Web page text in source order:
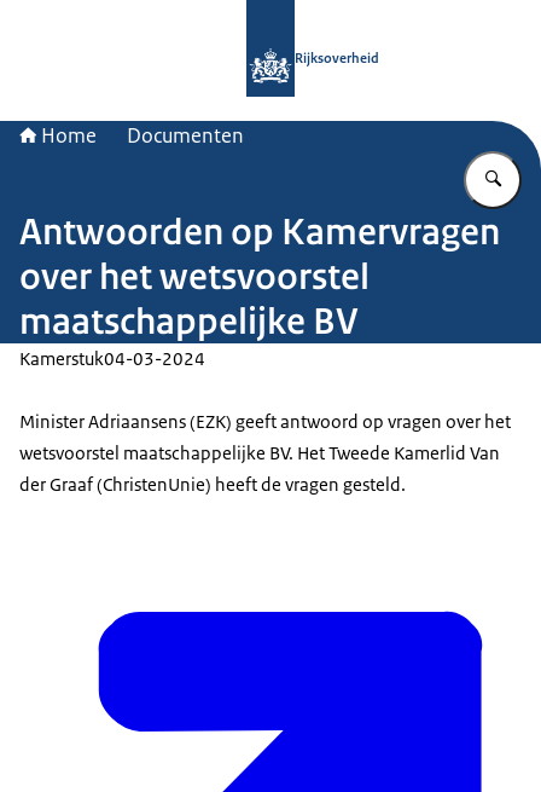
Rijksoverheid
Home Documenten
Antwoorden op Kamervragen
over het wetsvoorstel
maatschappelijke BV
Kamerstuk04-03-2024
Minister Adriaansens (EZK) geeft antwoord op vragen over het
wetsvoorstel maatschappelijke BV. Het Tweede Kamerlid Van
der Graaf (ChristenUnie) heeft de vragen gesteld.